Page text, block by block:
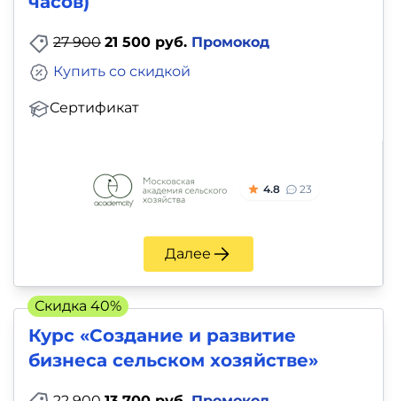
27 900 21 500 руб. Промокод
Сертификат
Купить со скидкой
4.8 23
Далее
Курс «Создание и развитие
бизнеса сельском хозяйстве»
Скидка 40%